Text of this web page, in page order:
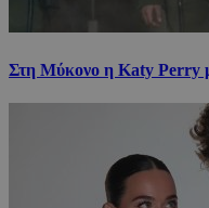
Στη Μύκονο η Katy Perry